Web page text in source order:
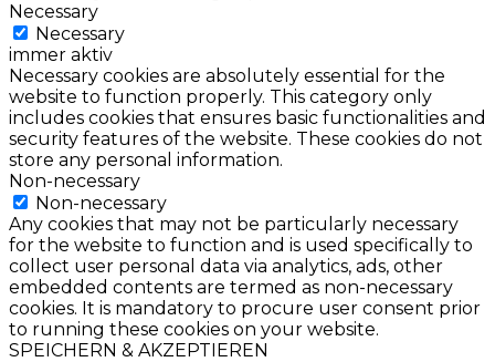
Necessary
Necessary
immer aktiv
Necessary cookies are absolutely essential for the
website to function properly. This category only
includes cookies that ensures basic functionalities and
security features of the website. These cookies do not
store any personal information.
Non-necessary
Non-necessary
Any cookies that may not be particularly necessary
for the website to function and is used specifically to
collect user personal data via analytics, ads, other
embedded contents are termed as non-necessary
cookies. It is mandatory to procure user consent prior
to running these cookies on your website.
SPEICHERN & AKZEPTIEREN